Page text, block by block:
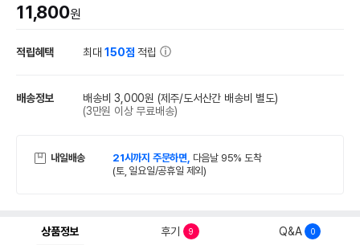
11,800원
적립혜택 최대150점 적립
배송정보 배송비 3,000원 (제주/도서산간 배송비 별도)
(3만원 이상 무료배송)
내일배송 21시까지 주문하면, 다음날 95% 도착
(토, 일요일/공휴일 제외)
상품정보 후기 9 Q&A 0